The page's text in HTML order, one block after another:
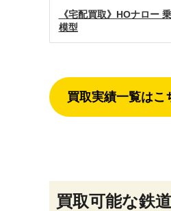
《宅配買取》HOナロー
模型
買取実績一覧はこ
買取可能な鉄